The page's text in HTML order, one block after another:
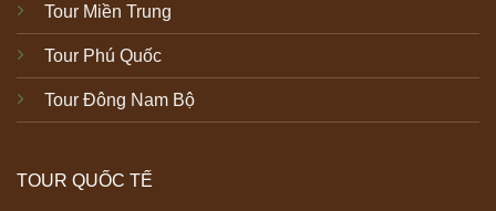
Tour Miền Trung
Tour Phú Quốc
Tour Đông Nam Bộ
TOUR QUỐC TẾ